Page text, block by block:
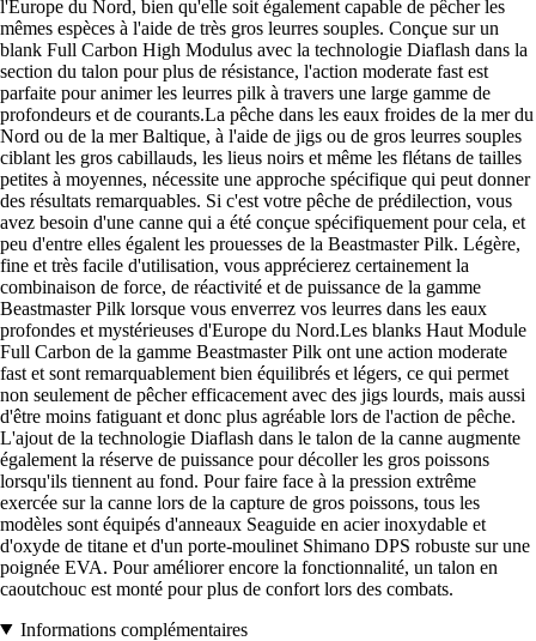
l'Europe du Nord, bien qu'elle soit également capable de pêcher les
mêmes espèces à l'aide de très gros leurres souples. Conçue sur un
blank Full Carbon High Modulus avec la technologie Diaflash dans la
section du talon pour plus de résistance, l'action moderate fast est
parfaite pour animer les leurres pilk à travers une large gamme de
profondeurs et de courants.La pêche dans les eaux froides de la mer du
Nord ou de la mer Baltique, à l'aide de jigs ou de gros leurres souples
ciblant les gros cabillauds, les lieus noirs et même les flétans de tailles
petites à moyennes, nécessite une approche spécifique qui peut donner
des résultats remarquables. Si c'est votre pêche de prédilection, vous
avez besoin d'une canne qui a été conçue spécifiquement pour cela, et
peu d'entre elles égalent les prouesses de la Beastmaster Pilk. Légère,
fine et très facile d'utilisation, vous apprécierez certainement la
combinaison de force, de réactivité et de puissance de la gamme
Beastmaster Pilk lorsque vous enverrez vos leurres dans les eaux
profondes et mystérieuses d'Europe du Nord.Les blanks Haut Module
Full Carbon de la gamme Beastmaster Pilk ont une action moderate
fast et sont remarquablement bien équilibrés et légers, ce qui permet
non seulement de pêcher efficacement avec des jigs lourds, mais aussi
d'être moins fatiguant et donc plus agréable lors de l'action de pêche.
L'ajout de la technologie Diaflash dans le talon de la canne augmente
également la réserve de puissance pour décoller les gros poissons
lorsqu'ils tiennent au fond. Pour faire face à la pression extrême
exercée sur la canne lors de la capture de gros poissons, tous les
modèles sont équipés d'anneaux Seaguide en acier inoxydable et
d'oxyde de titane et d'un porte-moulinet Shimano DPS robuste sur une
poignée EVA. Pour améliorer encore la fonctionnalité, un talon en
caoutchouc est monté pour plus de confort lors des combats.
Informations complémentaires